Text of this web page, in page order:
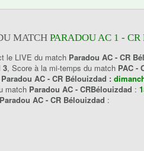
MATCH PARADOU AC 1 -
le LIVE du match Paradou AC - CR
3, Score à la mi-temps du match PAC -
Paradou AC - CR Bélouizdad :
match Paradou AC - CRBélouizdad :
Paradou AC - CR Bélouizdad :